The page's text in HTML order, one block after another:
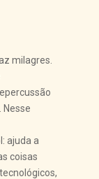
milagres.
Nesse
ajuda a
coisas